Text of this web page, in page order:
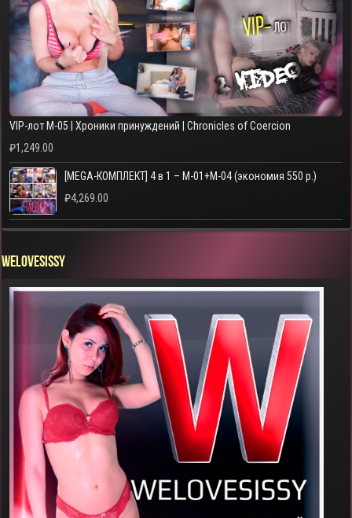
VIP-лот M-05 | Хроники принуждений | Chronicles of Coercion
₽1,249.00
[MEGA-КОМПЛЕКТ] 4 в 1 – M-01+M-04 (экономия 550 р.)
₽4,269.00
WELOVESISSY